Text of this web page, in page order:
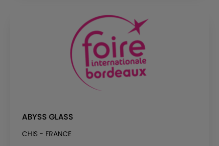
ABYSS GLASS
CHIS - FRANCE